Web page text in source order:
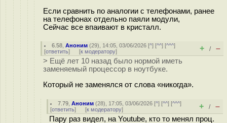
Если сравнить по аналогии с телефонами, ранее
на телефонах отдельно паяли модули,
Сейчас все впаивают в кристалл.
6.58 ,Аноним (29), 14:05, 03/06/2026 [^] [^^] [^^^]
[ответить] [к модератору] + / –
> Ещё лет 10 назад было нормой иметь
заменяемый процессор в ноутбуке.
Который не заменялся от слова «никогда».
7.79 ,Аноним (28), 17:05, 03/06/2026 [^] [^^] [^^^]
[ответить] [к модератору] + / –
Пару раз видел, на Youtube, кто то менял проц.